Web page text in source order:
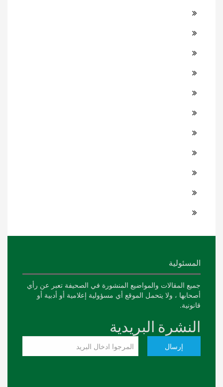
المسئولية
جميع المقالات والمواضيع المنشورة في الصحيفة تعبر عن رأي
أصحابها ، ولا يتحمل الموقع أي مسؤولية إعلامية أو أدبية أو
قانونية.
النشرة البريدية